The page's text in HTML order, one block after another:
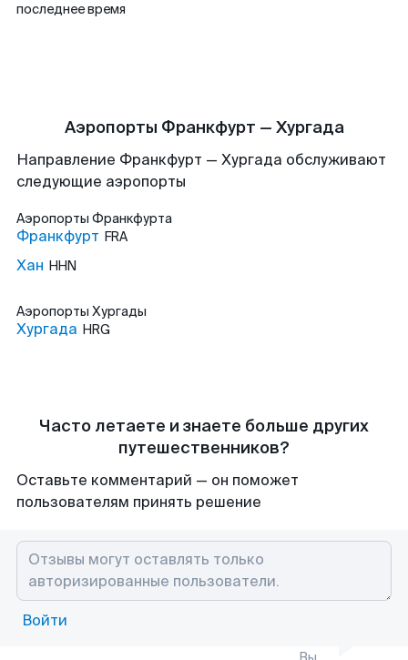
последнее время
Аэропорты Франкфурт — Хургада
Направление Франкфурт — Хургада обслуживают
следующие аэропорты
Аэропорты Франкфурта
Франкфурт FRA
Хан HHN
Аэропорты Хургады
Хургада HRG
Часто летаете и знаете больше других
путешественников?
Оставьте комментарий — он поможет
пользователям принять решение
Войти